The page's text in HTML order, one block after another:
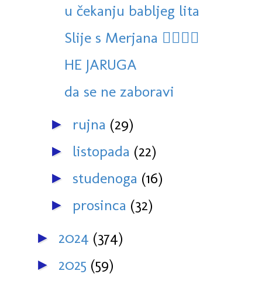
u čekanju babljeg lita
Slije s Merjana 🏊‍♀️🤩😊
HE JARUGA
da se ne zaboravi
► rujna (29)
► listopada (22)
► studenoga (16)
► prosinca (32)
► 2024 (374)
► 2025 (59)